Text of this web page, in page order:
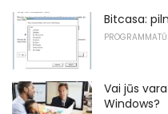
Bitcasa:
Vai jūs
Windows?